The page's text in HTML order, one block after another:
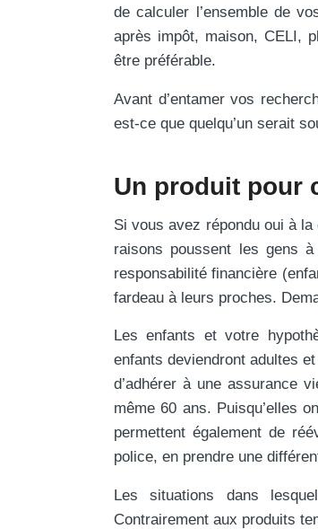
de calculer l’ensemble de
après impôt, maison, CELI,
être préférable.
Avant d’entamer vos
est-ce que quelqu’un serait
Un produit pour
Si vous avez répondu oui à
raisons poussent les gens
responsabilité financière
fardeau à leurs proches.
Les enfants et votre
enfants deviendront adultes
d’adhérer à une assurance
même 60 ans. Puisqu’elles
permettent également de
police, en prendre une
Les situations dans
Contrairement aux produits